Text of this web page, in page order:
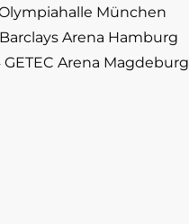
München
Arena Hamburg
Arena Magdeburg